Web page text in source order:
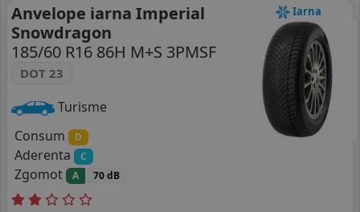
Iarna
Anvelope iarna Imperial
Snowdragon
185/60 R16 86H M+S 3PMSF
DOT 23
Turisme
Consum
D
Aderenta C
Zgomot A 70 dB